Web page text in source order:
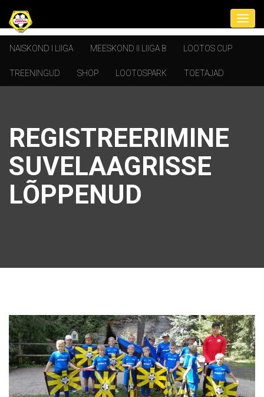
NAISKOND I LIIGA MEESKOND II LIIGA B LOOTOS CUP
TREENINGUD SHOP LOOTOSPARK TOETAJAD
REGISTREERIMINE
SUVELAAGRISSE
LÕPPENUD